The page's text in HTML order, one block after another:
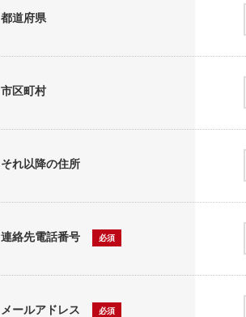
都道府県
市区町村
それ以降の住所
連絡先電話番号 必須
メールアドレス 必須